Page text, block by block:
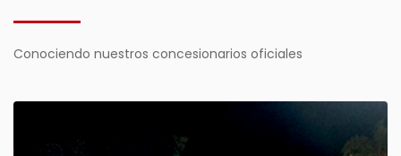
Conociendo nuestros concesionarios oficiales